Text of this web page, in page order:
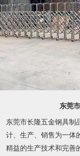
东莞
东莞市长隆五金钢具制
计、生产、销售为一体
精益的生产技术和完善